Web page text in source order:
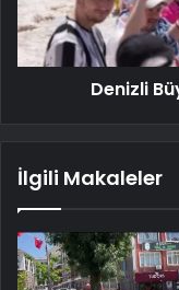
Denizli
İlgili Makaleler